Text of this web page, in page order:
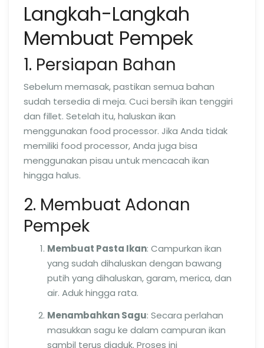
Langkah-Langkah
Membuat Pempek
1. Persiapan Bahan
Sebelum memasak, pastikan semua bahan
sudah tersedia di meja. Cuci bersih ikan tenggiri
dan fillet. Setelah itu, haluskan ikan
menggunakan food processor. Jika Anda tidak
memiliki food processor, Anda juga bisa
menggunakan pisau untuk mencacah ikan
hingga halus.
2. Membuat Adonan
Pempek
Membuat Pasta Ikan: Campurkan ikan
yang sudah dihaluskan dengan bawang
putih yang dihaluskan, garam, merica, dan
air. Aduk hingga rata.
Menambahkan Sagu: Secara perlahan
masukkan sagu ke dalam campuran ikan
sambil terus diaduk. Proses ini